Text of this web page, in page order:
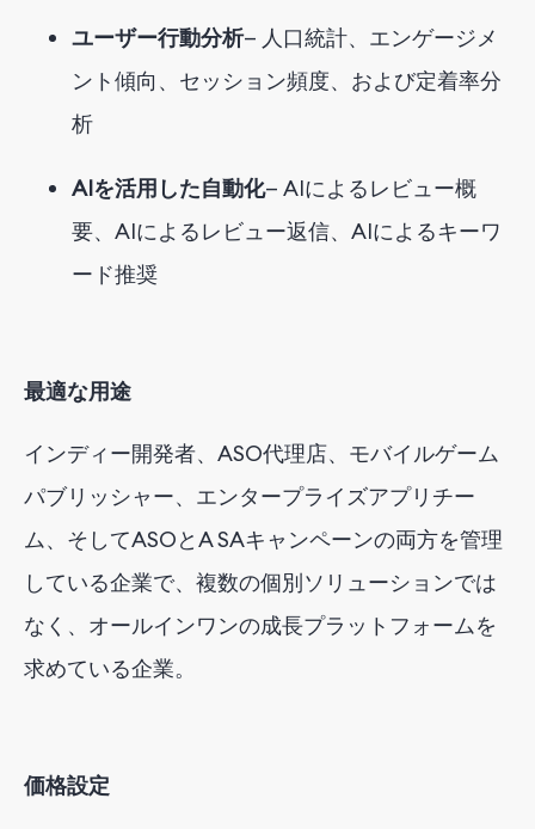
ユーザー行動分析— 人口統計、エンゲージメ
ント傾向、セッション頻度、および定着率分
析
AIを活用した自動化— AIによるレビュー概
要、AIによるレビュー返信、AIによるキーワ
ード推奨
最適な用途
インディー開発者、ASO代理店、モバイルゲーム
パブリッシャー、エンタープライズアプリチー
ム、そしてASOとASAキャンペーンの両方を管理
している企業で、複数の個別ソリューションでは
なく、オールインワンの成長プラットフォームを
求めている企業。
価格設定